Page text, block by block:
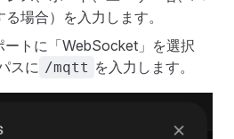
場合）を入力します。
ートに「WebSocket」を選択
スに /mqtt を入力します。